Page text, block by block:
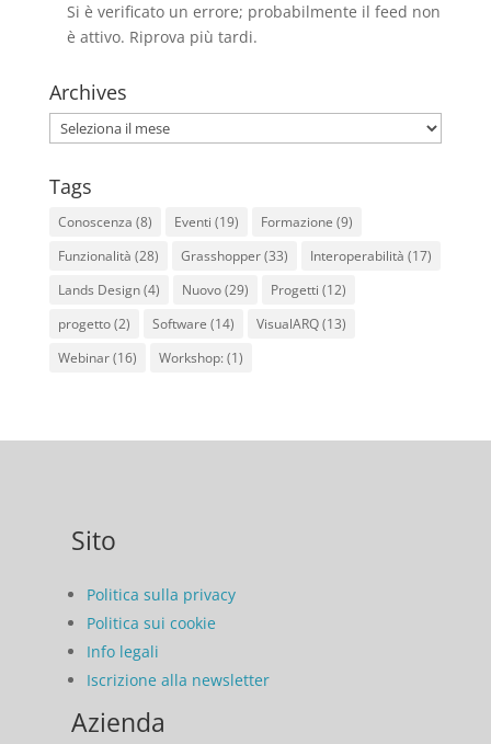
Si è verificato un errore; probabilmente il feed non
è attivo. Riprova più tardi.
Archives
Archives
Tags
Conoscenza (8) Eventi (19) Formazione (9)
Funzionalità (28) Grasshopper(33) Interoperabilità (17)
Lands Design(4) Nuovo(29) Progetti (12)
progetto(2) Software (14) VisualARQ(13)
Webinar(16) Workshop: (1)
Sito
Politica sulla privacy
Politica sui cookie
Info legali
Iscrizione alla newsletter
Azienda